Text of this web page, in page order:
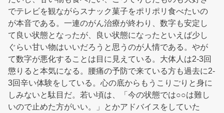
でテレビを観ながらスナック菓子をポリポリ食べたいの
が本音である。一連のがん治療が終わり、数字も安定し
て良い状態となったが、良い状態になったといえば少し
ぐらい甘い物はいいだろうと思うのが人情である。やが
て数字が悪化することは目に見えている。大体人は2-3回
懲りると本気になる。腰痛の予防で来ている方も過去に2-
3回辛い体験をしている。心の底からもうこりごりと身に
しみないと駄目だ。若い頃は、「今の状態では○○は難し
いので止めた方がいい。」とかアドバイスをしていた